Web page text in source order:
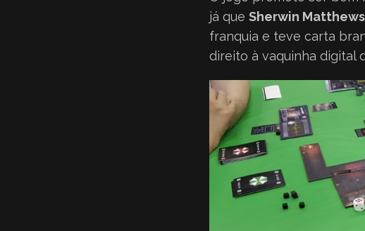
já que Sherwin Matthews
franquia e teve carta
direito à vaquinha digital